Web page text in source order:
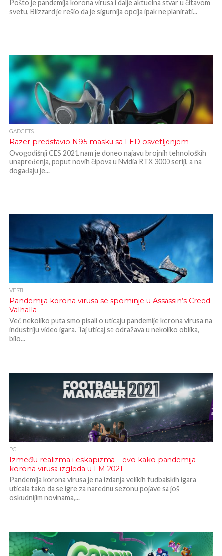
Pošto je pandemija korona virusa i dalje aktuelna stvar u čitavom
svetu, Blizzard je rešio da je sigurnija opcija ipak ne planirati...
GADGETS
Razer predstavio N95 masku sa LED osvetljenjem
Ovogodišnji CES 2021 nam je doneo najavu brojnih tehnoloških
unapređenja, poput novih čipova u Nvidia RTX 3000 seriji, a na
događaju je...
VESTI
Pandemija korona virusa se spominje u Assassin’s Creed
Valhalla
Već nekoliko puta smo pisali o uticaju pandemije korona virusa na
industriju video igara. Taj uticaj se odražava u nekoliko oblika,
bilo...
PC
Između realizma i eskapizma – evo kako pandemija
korona virusa izgleda u FM 2021
Pandemija korona virusa je na izdanja velikih fudbalskih igara
uticala tako da se igre za narednu sezonu pojave sa još
oskudnijim novinama,...